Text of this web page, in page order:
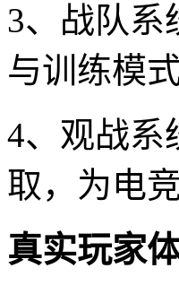
3、战队系
与训练模
4、观战系
取，为电
真实玩家